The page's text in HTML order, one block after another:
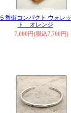
５番街コンパクト ウォレッ
ト オレンジ
7,000円(税込7,700円)